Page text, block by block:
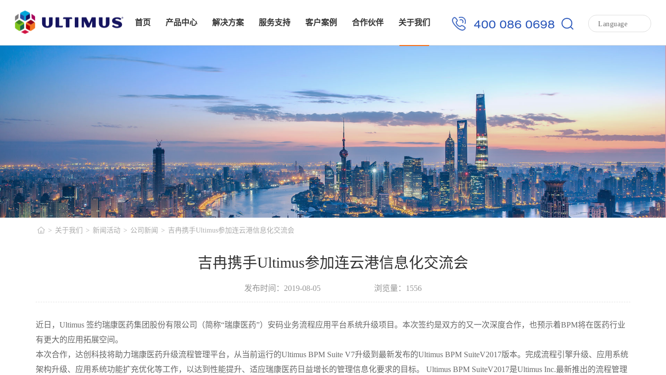
400 086 0698 Language
首页 产品中心 解决方案 服务支持 客户案例 合作伙伴 关于我们
> 关于我们 > 新闻活动 > 公司新闻 > 吉冉携手Ultimus参加连云港信息化交流会
吉冉携手Ultimus参加连云港信息化交流会
发布时间：2019-08-05 浏览量：1556
近日，Ultimus 签约瑞康医药集团股份有限公司（简称“瑞康医药”）安码业务流程应用平台系统升级项目。本次签约是双方的又一次深度合作，也预示着BPM将在医药行业
有更大的应用拓展空间。
本次合作，达创科技将助力瑞康医药升级流程管理平台，从当前运行的Ultimus BPM Suite V7升级到最新发布的Ultimus BPM SuiteV2017版本。完成流程引擎升级、应用系统
架构升级、应用系统功能扩充优化等工作，以达到性能提升、适应瑞康医药日益增长的管理信息化要求的目标。 Ultimus BPM SuiteV2017是Ultimus Inc.最新推出的流程管理